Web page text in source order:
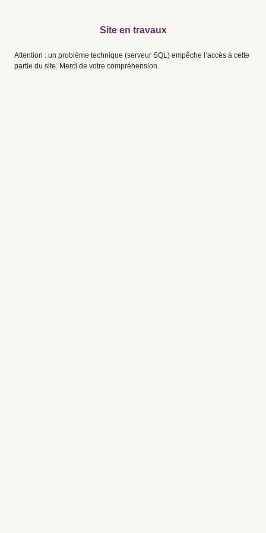
Site en travaux
Attention : un problème technique (serveur SQL) empêche l’accès à cette
partie du site. Merci de votre compréhension.